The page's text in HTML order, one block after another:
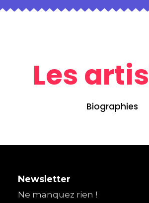
Les
Biographies
Newsletter
Ne manquez rien !